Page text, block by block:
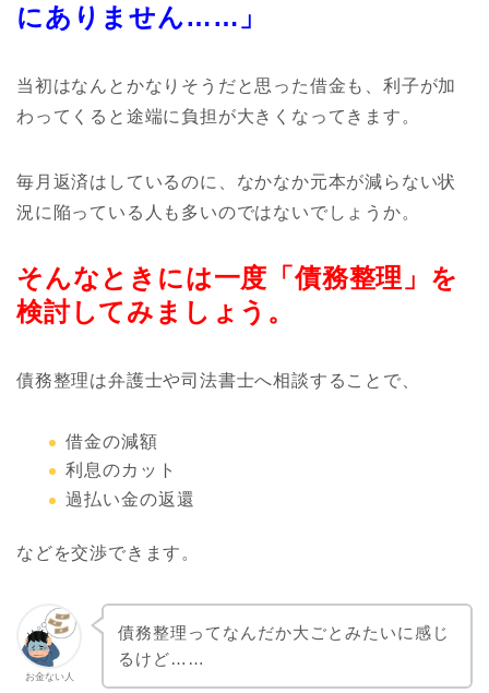
にありません……」
当初はなんとかなりそうだと思った借金も、利子が加
わってくると途端に負担が大きくなってきます。
毎月返済はしているのに、なかなか元本が減らない状
況に陥っている人も多いのではないでしょうか。
そんなときには一度「債務整理」を
検討してみましょう。
債務整理は弁護士や司法書士へ相談することで、
借金の減額
利息のカット
過払い金の返還
などを交渉できます。
お金ない人
債務整理ってなんだか大ごとみたいに感じ
るけど……